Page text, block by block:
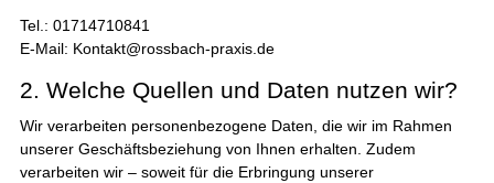
Tel.: 01714710841
E-Mail: Kontakt@rossbach-praxis.de
2. Welche Quellen und Daten nutzen wir?
Wir verarbeiten personenbezogene Daten, die wir im Rahmen
unserer Geschäftsbeziehung von Ihnen erhalten. Zudem
verarbeiten wir – soweit für die Erbringung unserer